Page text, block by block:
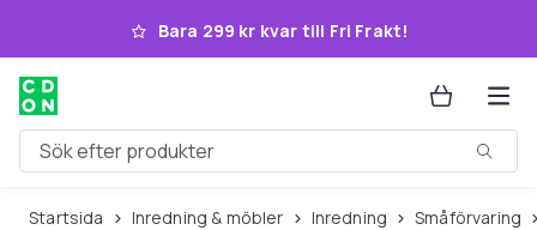
Hoppa till huvudinnehållet
Bara 299 kr kvar till Fri Frakt!
Sök efter produkter
Startsida Inredning & möbler Inredning Småförvaring